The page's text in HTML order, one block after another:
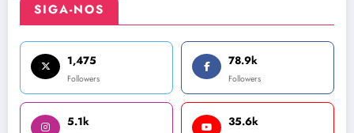
SIGA-NOS
1,475
Followers
78.9k
Followers
5.1k 35.6k